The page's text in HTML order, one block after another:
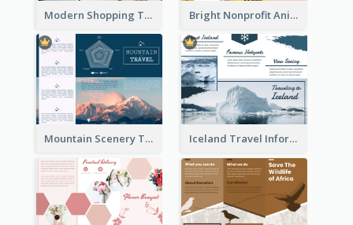
Modern Shopping Tri Fold Brochure Bright Nonprofit Animal Care Tri Fold Brochure
Mountain Scenery Tri Fold Brochure Iceland Travel Informational Tri Fold Brochure